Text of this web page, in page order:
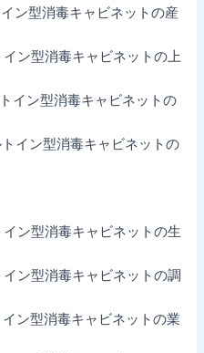
ン型消毒キャビネットの産
ン型消毒キャビネットの上
イン型消毒キャビネットの
イン型消毒キャビネットの
ン型消毒キャビネットの生
ン型消毒キャビネットの調
ン型消毒キャビネットの業